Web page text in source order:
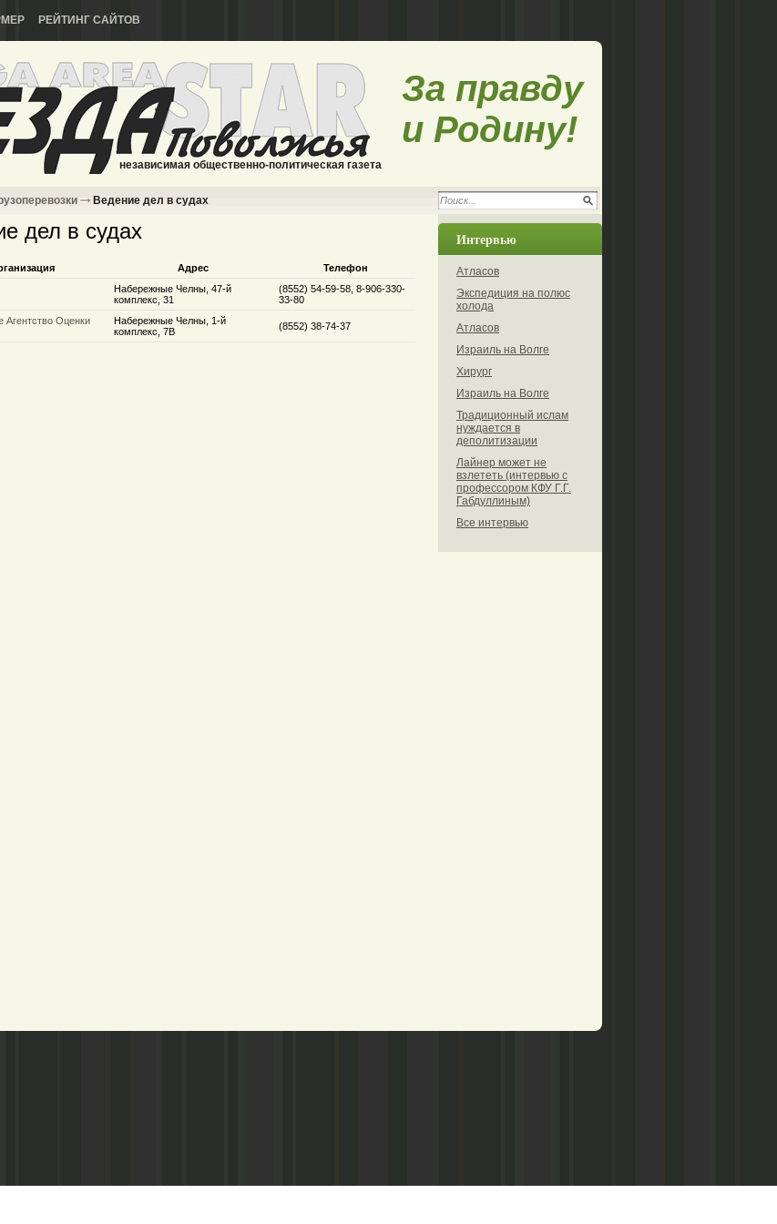
РЕЙТИНГ САЙТОВ
независимая общественно-политическая газета
За правду
и Родину!
Ведение дел в судах
дел в судах
Адрес Телефон
Набережные Челны, 47-й
комплекс, 31
(8552) 54-59-58, 8-906-330-
33-80
Агентство Оценки
Набережные Челны, 1-й
комплекс, 7В
(8552) 38-74-37
Интервью
Атласов
Экспедиция на полюс
холода
Атласов
Израиль на Волге
Хирург
Израиль на Волге
Традиционный ислам
нуждается в
деполитизации
Лайнер может не
взлететь (интервью с
профессором КФУ Г.Г.
Габдуллиным)
Все интервью